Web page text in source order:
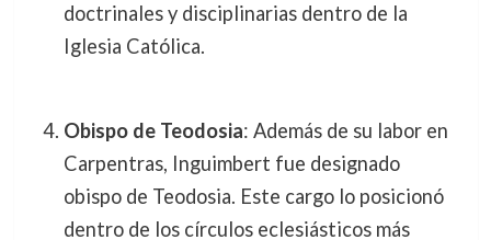
doctrinales y disciplinarias dentro de la
Iglesia Católica.
Obispo de Teodosia: Además de su labor en
Carpentras, Inguimbert fue designado
obispo de Teodosia. Este cargo lo posicionó
dentro de los círculos eclesiásticos más